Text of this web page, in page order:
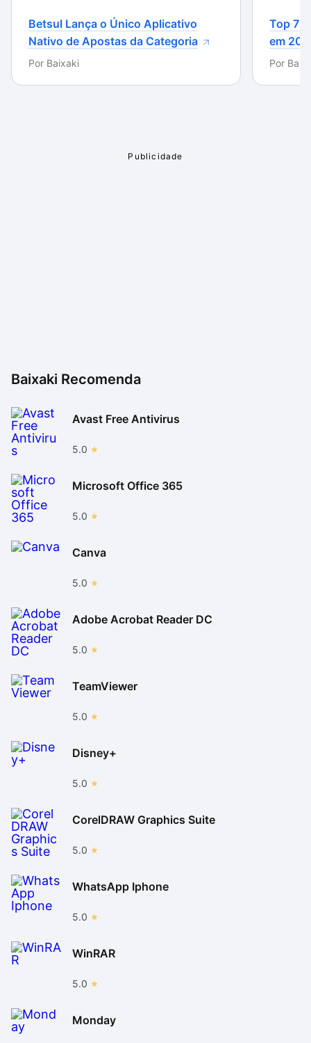
Betsul Lança o Único Aplicativo
Nativo de Apostas da Categoria
Por Baixaki
Top 7
em
Por
Baixaki Recomenda
Avast Free Antivirus
5.0
Microsoft Office 365
5.0
Canva
5.0
Adobe Acrobat Reader DC
5.0
TeamViewer
5.0
Disney+
5.0
CorelDRAW Graphics Suite
5.0
WhatsApp Iphone
5.0
WinRAR
5.0
Monday